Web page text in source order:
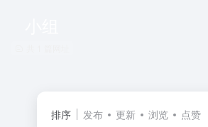
排序 发布 更新 浏览 点赞